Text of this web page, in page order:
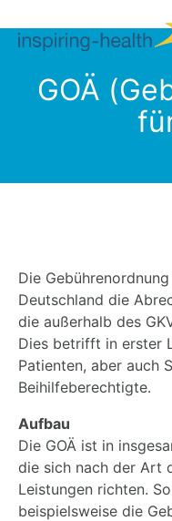
GOÄ
Die
Deutschland die
die außerhalb des
Dies betrifft in erster
Patienten, aber auch
Beihilfeberechtigte.
Aufbau
Die GOÄ ist in
die sich nach der Art
Leistungen richten.
beispielsweise die